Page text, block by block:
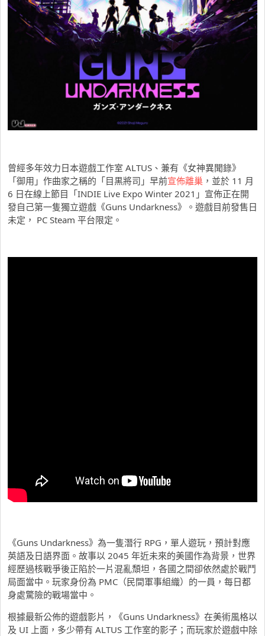
曾經多年效力日本遊戲工作室 ALTUS、兼有《女神異聞錄》
「御用」作曲家之稱的「目黒將司」早前宣佈離巢 ，並於 11 月
6 日在線上節目「INDIE Live Expo Winter 2021」宣佈正在開
發自己第一隻獨立遊戲《Guns Undarkness》。遊戲目前發售日
未定， PC Steam 平台限定。
《Guns Undarkness》為一隻潛行 RPG，單人遊玩，預計對應
英語及日語界面。故事以 2045 年近未來的美國作為背景，世界
經歷過核戰爭後正陷於一片混亂頹坦，各國之間卻依然處於戰鬥
局面當中。玩家身份為 PMC（民間軍事組織）的一員，每日都
身處驚險的戰場當中。
根據最新公佈的遊戲影片，《Guns Undarkness》在美術風格以
及 UI 上面，多少帶有 ALTUS 工作室的影子；而玩家於遊戲中除